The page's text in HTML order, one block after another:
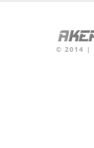
© 2014 |